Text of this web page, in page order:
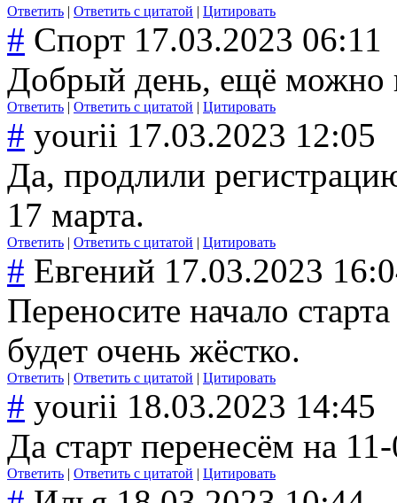
Ответить | Ответить с цитатой | Цитировать
# Спорт 17.03.2023 06:11
Добрый день, ещё можно
Ответить | Ответить с цитатой | Цитировать
# yourii 17.03.2023 12:05
Да, продлили
17 марта.
Ответить | Ответить с цитатой | Цитировать
# Евгений 17.03.2023
Переносите начало
будет очень жёстко.
Ответить | Ответить с цитатой | Цитировать
# yourii 18.03.2023 14:45
Да старт перенесём на
Ответить | Ответить с цитатой | Цитировать